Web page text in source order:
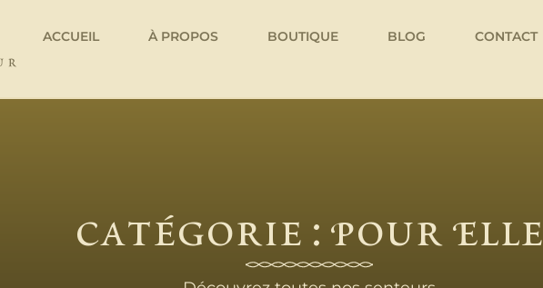
ACCUEIL À PROPOS BOUTIQUE BLOG CONTACT
Catégorie : Pour Elle